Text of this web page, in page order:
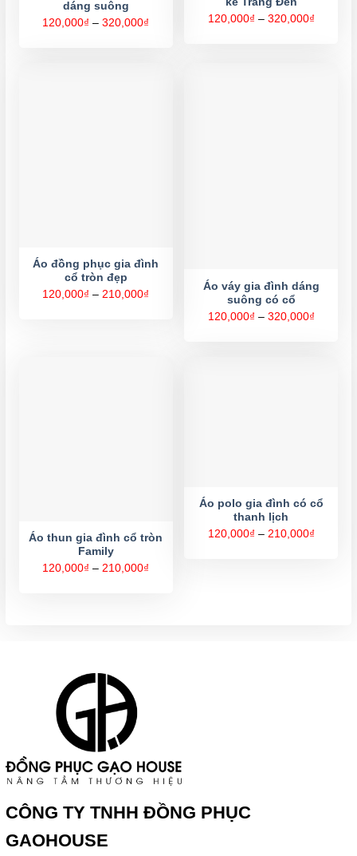
dáng suông
120,000₫ – 320,000₫
120,000₫ – 320,000₫Khoảng
Áo đồng phục gia đình
cổ tròn đẹp
120,000₫ – 210,000₫
Áo váy gia đình dáng
suông có cổ
120,000₫ – 320,000₫Khoảng
Áo thun gia đình cổ tròn
Family
120,000₫ – 210,000₫
Áo polo gia đình có cổ
thanh lịch
120,000₫ – 210,000₫Khoảng
CÔNG TY TNHH ĐỒNG PHỤC
GAOHOUSE